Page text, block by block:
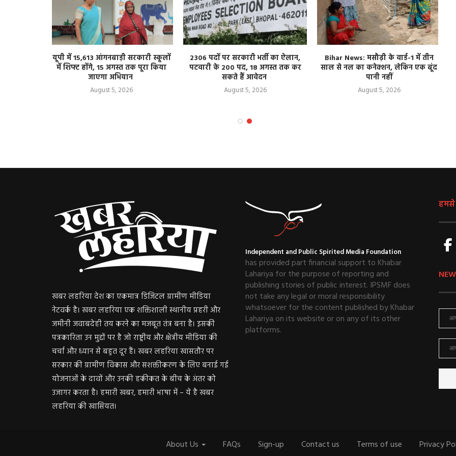
यूपी में 15,613 आंगनबाड़ी सरकारी स्कूलों
में शिफ्ट होंगे, 15 अगस्त तक पूरा किया
जाएगा अभियान
August 5, 2026
2306 पदों पर सरकारी भर्ती का ऐलान,
पटवारी के 200 पद, 18 अगस्त तक कर
सकते हैं आवेदन
August 5, 2026
Bihar News: मसौढ़ी के वार्ड-1 में तीन
साल से नल का कनेक्शन, लेकिन एक बूंद
पानी नहीं
August 5, 2026
खबर लहरिया देश का एकमात्र डिजिटल ग्रामीण मीडिया
नेटवर्क है। खबर लहरिया एक शक्तिशाली स्थानीय प्रहरी और
जमीनी जवाबदेही तय करने का मजबूत तंत्र बना है। इसकी
पत्रकारिता उन मुद्दों पर है जो राष्ट्रीय और क्षेत्रीय मीडिया की
चर्चा और ध्यान से बहुत दूर हैं। खबर लहरिया खासतौर पर
सरकार की ग्रामीण विकास और सशक्तीकरण के लिए बनाई गई
योजनाओं के दावों और उनकी हकीकत के बीच के अंतर को
उजागर करता है। हमारी खबर, हमारी भाषा में – ये है खबर
लहरिया की खासियत।
Independent and Public Spirited Media Foundation
has provided part financial support to Khabar
Lahariya for the purpose of reporting and
publishing stories of public interest. IPSMF does
not take any legal or moral responsibility
whatsoever for the content published by Khabar
Lahariya on its website or on any of its other
platforms.
हमसे
About Us FAQs Sign-up Contact us Terms of use Privacy